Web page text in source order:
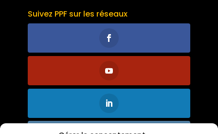
Suivez PPF sur les réseaux